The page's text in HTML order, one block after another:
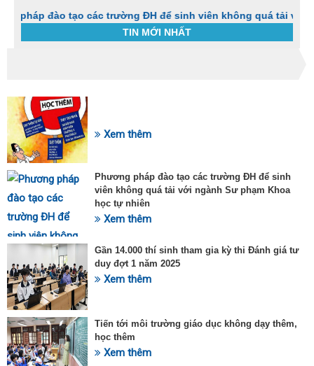
đào tạo các trường ĐH để sinh viên không quá tải với ngành
TIN MỚI NHẤT
SỰ KIỆN HOT
Xem thêm
Phương pháp đào tạo các trường ĐH để sinh
viên không quá tải với ngành Sư phạm Khoa
học tự nhiên
Xem thêm
Gần 14.000 thí sinh tham gia kỳ thi Đánh giá tư
duy đợt 1 năm 2025
Xem thêm
Tiến tới môi trường giáo dục không dạy thêm,
học thêm
Xem thêm